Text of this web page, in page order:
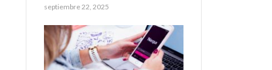
septiembre 22, 2025